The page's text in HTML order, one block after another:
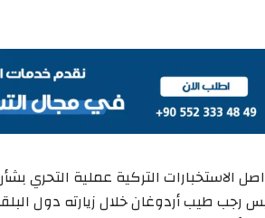
الاستخبارات التركية عملية التحري
رجب طيب أردوغان خلال زيارته دول